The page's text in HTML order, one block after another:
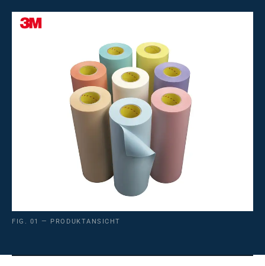
FIG. 01 — PRODUKTANSICHT